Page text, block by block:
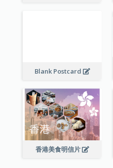
Blank Postcard
香港美食明信片